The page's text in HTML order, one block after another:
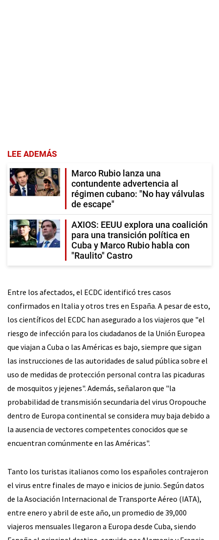
LEE ADEMÁS
Marco Rubio lanza una
contundente advertencia al
régimen cubano: "No hay válvulas
de escape"
AXIOS: EEUU explora una coalición
para una transición política en
Cuba y Marco Rubio habla con
"Raulito" Castro
Entre los afectados, el ECDC identificó tres casos
confirmados en Italia y otros tres en España. A pesar de esto,
los científicos del ECDC han asegurado a los viajeros que "el
riesgo de infección para los ciudadanos de la Unión Europea
que viajan a Cuba o las Américas es bajo, siempre que sigan
las instrucciones de las autoridades de salud pública sobre el
uso de medidas de protección personal contra las picaduras
de mosquitos y jejenes". Además, señalaron que "la
probabilidad de transmisión secundaria del virus Oropouche
dentro de Europa continental se considera muy baja debido a
la ausencia de vectores competentes conocidos que se
encuentran comúnmente en las Américas".
Tanto los turistas italianos como los españoles contrajeron
el virus entre finales de mayo e inicios de junio. Según datos
de la Asociación Internacional de Transporte Aéreo (IATA),
entre enero y abril de este año, un promedio de 39,000
viajeros mensuales llegaron a Europa desde Cuba, siendo